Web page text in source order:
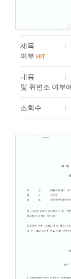
제목
여부 HIT
내용
및 ​위변조 여부
조회수